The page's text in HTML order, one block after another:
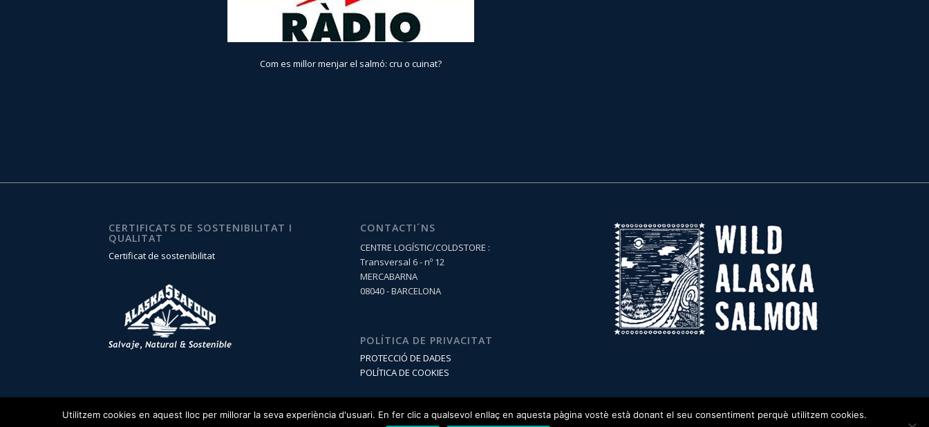
Com es millor menjar el salmó: cru o cuinat?
CERTIFICATS DE SOSTENIBILITAT I
QUALITAT
Certificat de sostenibilitat
CONTACTI´NS
CENTRE LOGÍSTIC/COLDSTORE :
Transversal 6 - nº 12
MERCABARNA
08040 - BARCELONA
POLÍTICA DE PRIVACITAT
PROTECCIÓ DE DADES
POLÍTICA DE COOKIES
Utilitzem cookies en aquest lloc per millorar la seva experiència d'usuari. En fer clic a qualsevol enllaç en aquesta pàgina vostè està donant el seu consentiment perquè utilitzem cookies.